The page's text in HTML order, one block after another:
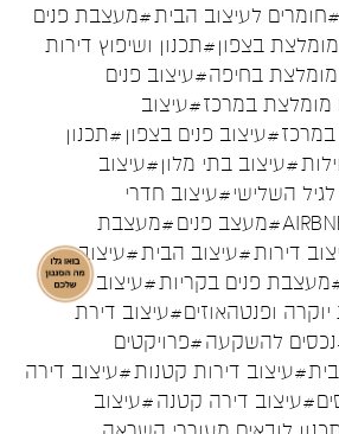
#חומרים לעיצוב הבית#מעצבת פנים
בצפון#תכנון ושיפוץ דירות
בחיפה#עיצוב פנים
במרכז#עיצוב
במרכז#עיצוב פנים בצפון #תכנון
#עיצוב בתי מלון#עיצוב
השלישי#עיצוב חדרי
#מעצב פנים#מעצבת
דירות#עיצוב הבית#עיצוב
פנים בקריות#עיצוב פנים
ופנטהאוזים#עיצוב דירת
להשקעה#פרויקטים
#עיצוב דירות קטנות#עיצוב דירה
#עיצוב דירה קטנה#עיצוב